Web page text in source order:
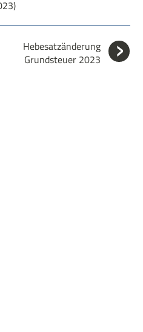
Hebesatzänderung
Grundsteuer 2023